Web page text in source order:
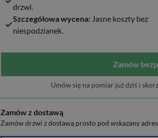
drzwi.
Szczegółowa wycena: Jasne koszty bez
niespodzianek.
Zamów
Umów się na pomiar już dziś i
Zamów z dostawą
Zamów drzwi z dostawą prosto pod wskazany